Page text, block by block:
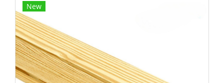
New